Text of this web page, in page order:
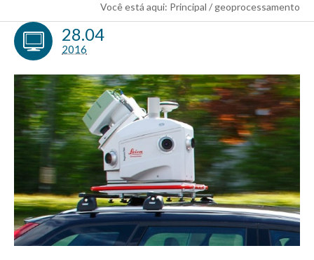
Você está aqui: Principal / geoprocessamento
28.04
2016